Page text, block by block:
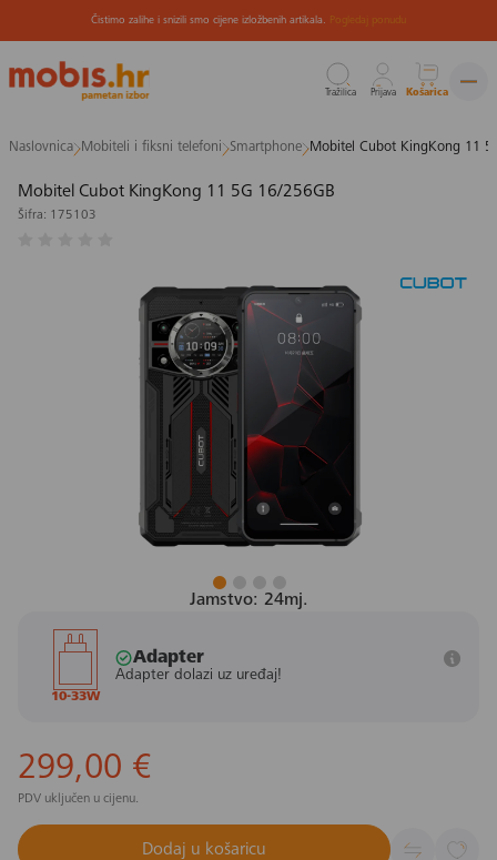
na
sadržaj
Čistimo zalihe i snizili smo cijene izložbenih artikala. Pogledaj ponudu
Tražilica Prijava Košarica
Naslovnica Mobiteli i fiksni telefoni Smartphone Mobitel Cubot KingKong 11
Mobitel Cubot KingKong 11 5G 16/256GB
Šifra: 175103
Jamstvo: 24mj.
10-33W
Adapter
Adapter dolazi uz uređaj!
299,00 €
PDV uključen u cijenu.
Dodaj u košaricu